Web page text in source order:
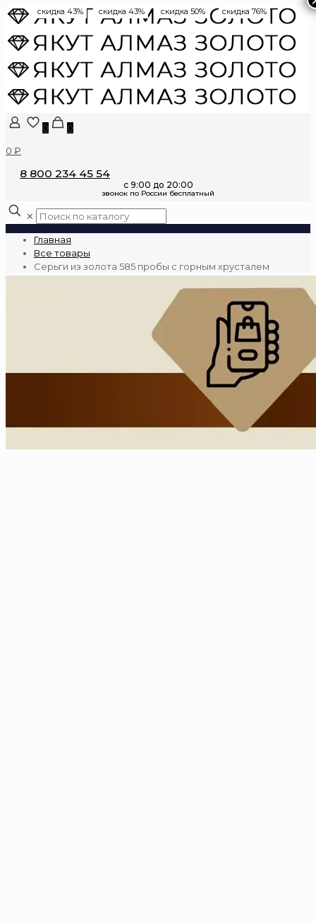
0
0
0 ₽
8 800 234 45 54
✕
Главная
Все товары
Серьги из золота 585 пробы с горным хрусталем
скидка 43% скидка 43% скидка 50% скидка 76%